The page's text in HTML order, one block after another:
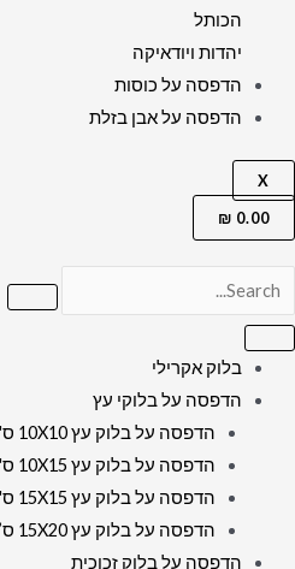
הכותל
יהדות ויודאיקה
הדפסה על כוסות
הדפסה על אבן בזלת
X
0.00
₪
בלוק אקרילי
הדפסה על בלוקי עץ
הדפסה על בלוק עץ 10X10 ס"מ
הדפסה על בלוק עץ 10X15 ס"מ
הדפסה על בלוק עץ 15X15 ס"מ
הדפסה על בלוק עץ 15X20 ס”מ
הדפסה על בלוק זכוכית